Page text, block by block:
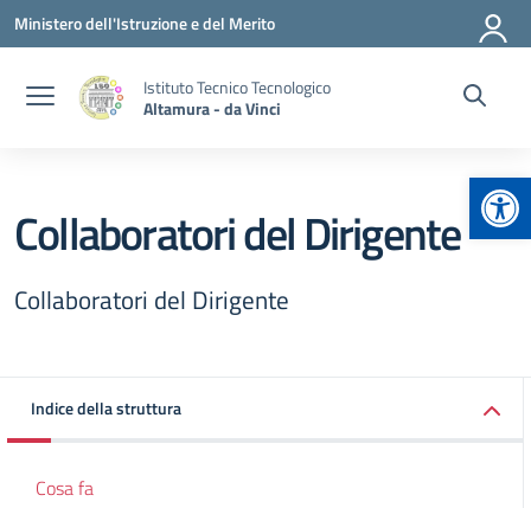
Vai ai contenuti
Vai al menu di navigazione
Vai al footer
Ministero dell'Istruzione e del Merito
Istituto Tecnico Tecnologico
Altamura - da Vinci
Collaboratori del Dirigente
Collaboratori del Dirigente
Indice della struttura
Cosa fa